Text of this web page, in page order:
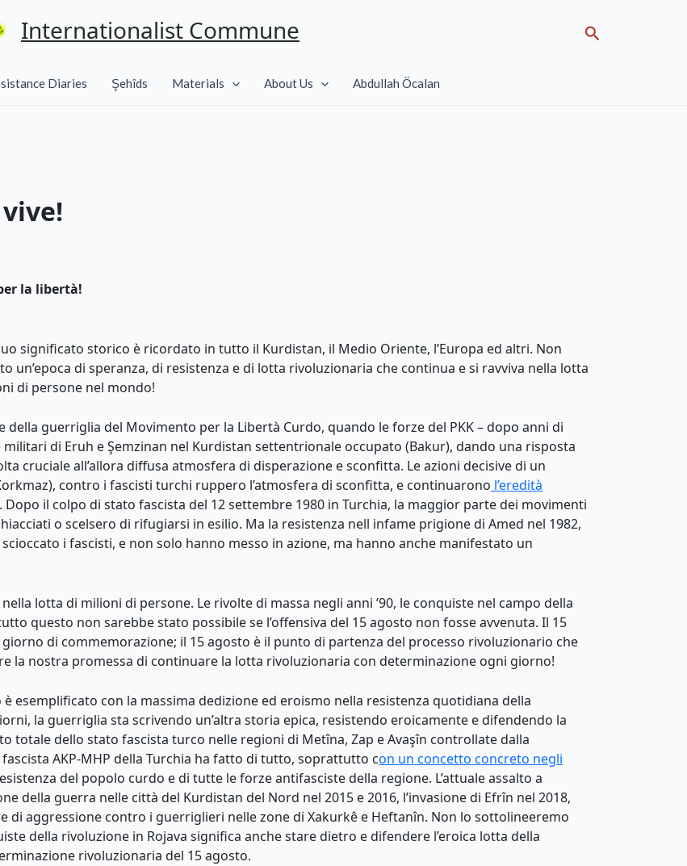
Internationalist Commune Search
Diaries Şehîds Materials About Us Abdullah Öcalan
la libertà!
significato storico è ricordato in tutto il Kurdistan, il Medio Oriente, l’Europa ed altri. Non
di speranza, di resistenza e di lotta rivoluzionaria che continua e si ravviva nella lotta
di persone nel mondo!
della guerriglia del Movimento per la Libertà Curdo, quando le forze del PKK – dopo anni di
di Eruh e Şemzinan nel Kurdistan settentrionale occupato (Bakur), dando una risposta
cruciale all’allora diffusa atmosfera di disperazione e sconfitta. Le azioni decisive di un
contro i fascisti turchi ruppero l’atmosfera di sconfitta, e continuarono l’eredità
. Dopo il colpo di stato fascista del 12 settembre 1980 in Turchia, la maggior parte dei movimenti
o scelsero di rifugiarsi in esilio. Ma la resistenza nell infame prigione di Amed nel 1982,
i fascisti, e non solo hanno messo in azione, ma hanno anche manifestato un
lotta di milioni di persone. Le rivolte di massa negli anni ’90, le conquiste nel campo della
questo non sarebbe stato possibile se l’offensiva del 15 agosto non fosse avvenuta. Il 15
di commemorazione; il 15 agosto è il punto di partenza del processo rivoluzionario che
la nostra promessa di continuare la lotta rivoluzionaria con determinazione ogni giorno!
esemplificato con la massima dedizione ed eroismo nella resistenza quotidiana della
la guerriglia sta scrivendo un’altra storia epica, resistendo eroicamente e difendendo la
totale dello stato fascista turco nelle regioni di Metîna, Zap e Avaşîn controllate dalla
AKP-MHP della Turchia ha fatto di tutto, soprattutto con un concetto concreto negli
del popolo curdo e di tutte le forze antifasciste della regione. L’attuale assalto a
della guerra nelle città del Kurdistan del Nord nel 2015 e 2016, l’invasione di Efrîn nel 2018,
di aggressione contro i guerriglieri nelle zone di Xakurkê e Heftanîn. Non lo sottolineeremo
della rivoluzione in Rojava significa anche stare dietro e difendere l’eroica lotta della
rivoluzionaria del 15 agosto.